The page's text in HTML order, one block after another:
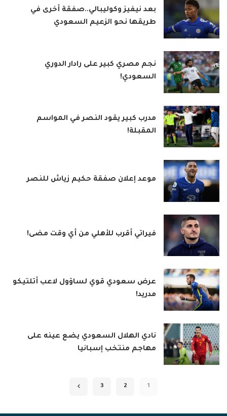
بعد نيفيز وكوليبالي..صفقة أخرى في
طريقها نحو الزعيم السعودي
نجم مصري كبير على رادار الدوري
السعودي!
مدرب كبير يقود النصر في المواسم
المقبلة!
موعد إعلان صفقة حكيم زياش للنصر
فيراتي أقرب للأهلي من أي وقت مضى!
عرض سعودي قوي لساؤول لاعب أتلتيكو
مدريد!
نادي الهلال السعودي يضع عينه على
مهاجم منتخب إسبانيا
1
2
3